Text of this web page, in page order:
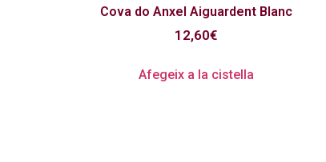
Cova do Anxel Aiguardent Blanc
12,60€
Afegeix a la cistella